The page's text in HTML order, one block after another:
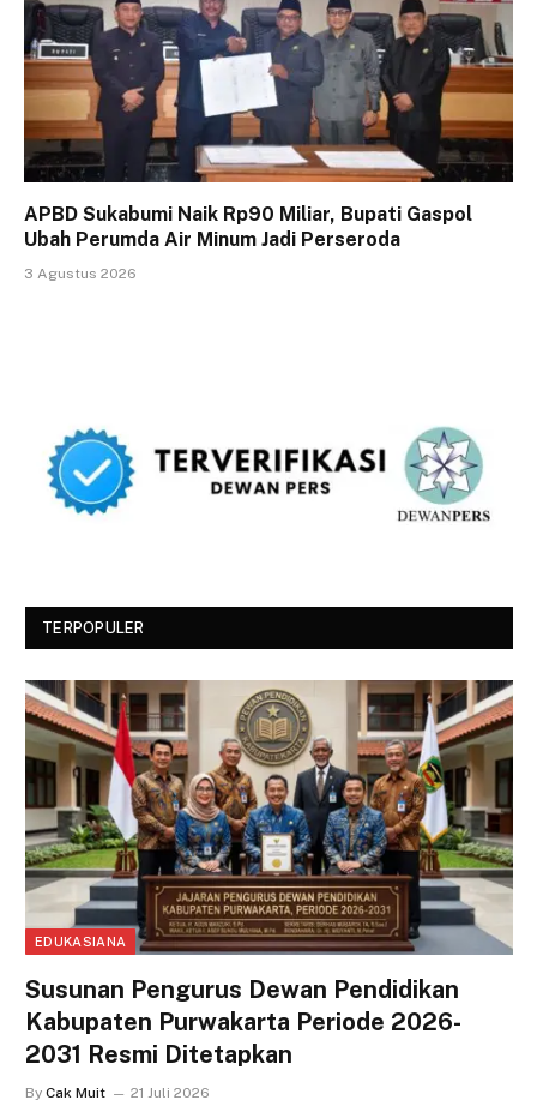
APBD Sukabumi Naik Rp90 Miliar, Bupati Gaspol
Ubah Perumda Air Minum Jadi Perseroda
3 Agustus 2026
TERPOPULER
EDUKASIANA
Susunan Pengurus Dewan Pendidikan
Kabupaten Purwakarta Periode 2026-
2031 Resmi Ditetapkan
By Cak Muit 21 Juli 2026